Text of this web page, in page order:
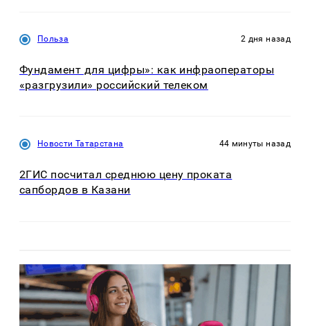
Польза 2 дня назад
Фундамент для цифры»: как инфраоператоры
«разгрузили» российский телеком
Новости Татарстана 44 минуты назад
2ГИС посчитал среднюю цену проката
сапбордов в Казани